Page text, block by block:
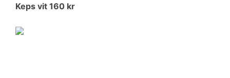
Keps vit 160 kr